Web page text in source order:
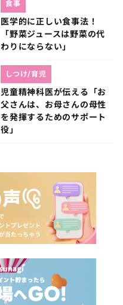
医学的に正しい食事法！
「野菜ジュースは野菜の代
わりにならない」
食事
児童精神科医が伝える「お
父さんは、お母さんの母性
を発揮するためのサポート
役」
しつけ/育児